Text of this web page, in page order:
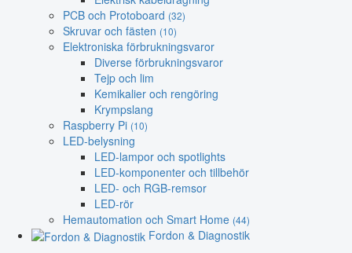
PCB och Protoboard (32)
Skruvar och fästen (10)
Elektroniska förbrukningsvaror
Diverse förbrukningsvaror
Tejp och lim
Kemikalier och rengöring
Krympslang
Raspberry Pi (10)
LED-belysning
LED-lampor och spotlights
LED-komponenter och tillbehör
LED- och RGB-remsor
LED-rör
Hemautomation och Smart Home (44)
Fordon & Diagnostik